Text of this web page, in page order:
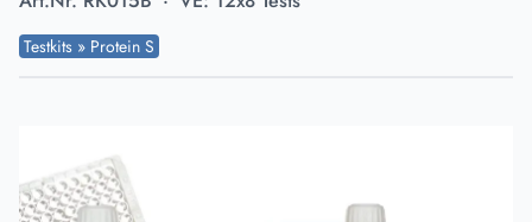
Testkits » Protein S